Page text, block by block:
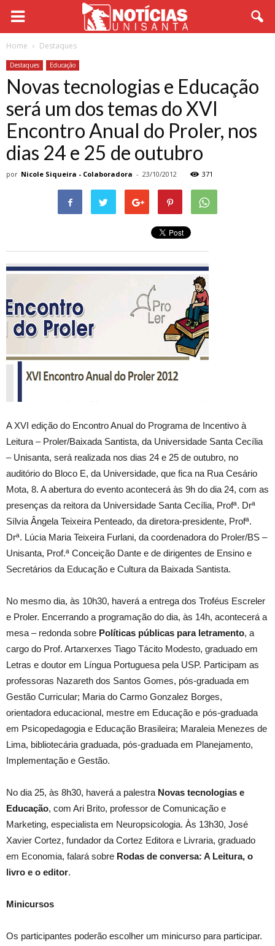
Home Destaques
Destaques Educação
Novas tecnologias e Educação
será um dos temas do XVI
Encontro Anual do Proler, nos
dias 24 e 25 de outubro
por Nicole Siqueira - Colaboradora - 23/10/2012 371
A XVI edição do Encontro Anual do Programa de Incentivo à
Leitura – Proler/Baixada Santista, da Universidade Santa Cecília
– Unisanta, será realizada nos dias 24 e 25 de outubro, no
auditório do Bloco E, da Universidade, que fica na Rua Cesário
Mota, 8. A abertura do evento acontecerá às 9h do dia 24, com as
presenças da reitora da Universidade Santa Cecília, Profª. Drª
Sílvia Ângela Teixeira Penteado, da diretora-presidente, Profª.
Drª. Lúcia Maria Teixeira Furlani, da coordenadora do Proler/BS –
Unisanta, Prof.ª Conceição Dante e de dirigentes de Ensino e
Secretários da Educação e Cultura da Baixada Santista.
No mesmo dia, às 10h30, haverá a entrega dos Troféus Escreler
e Proler. Encerrando a programação do dia, às 14h, acontecerá a
mesa – redonda sobre Políticas públicas para letramento, a
cargo do Prof. Artarxerxes Tiago Tácito Modesto, graduado em
Letras e doutor em Língua Portuguesa pela USP. Participam as
professoras Nazareth dos Santos Gomes, pós-graduada em
Gestão Curricular; Maria do Carmo Gonzalez Borges,
orientadora educacional, mestre em Educação e pós-graduada
em Psicopedagogia e Educação Brasileira; Maraleia Menezes de
Lima, bibliotecária graduada, pós-graduada em Planejamento,
Implementação e Gestão.
No dia 25, às 8h30, haverá a palestra Novas tecnologias e
Educação, com Ari Brito, professor de Comunicação e
Marketing, especialista em Neuropsicologia. Às 13h30, José
Xavier Cortez, fundador da Cortez Editora e Livraria, graduado
em Economia, falará sobre Rodas de conversa: A Leitura, o
livro e o editor.
Minicursos
Os participantes poderão escolher um minicurso para participar.